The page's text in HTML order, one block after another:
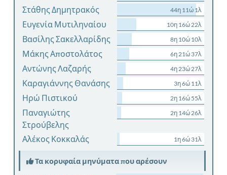
Στάθης Δημητρακός 44η 11ώ 1λ
Ευγενία Μυτιληναίου 10η 16ώ 22λ
Βασίλης Σακελλαρίδης 8η 10ώ 10λ
Μάκης Αποστολάτος 6η 21ώ 37λ
Αντώνης Λαζαρής 4η 23ώ 27λ
Καραγιάννης Θανάσης 3η 6ώ 11λ
Ηρώ Πιστικού 2η 16ώ 55λ
Παναγιώτης
Στρούβελης
2η 14ώ 26λ
Αλέκος Κοκκαλάς 1η 6ώ 31λ
Τα κορυφαία μηνύματα που αρέσουν